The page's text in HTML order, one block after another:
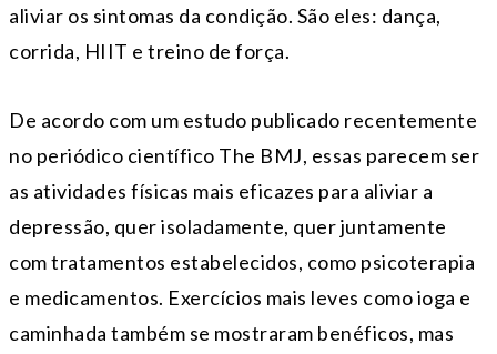
aliviar os sintomas da condição. São eles: dança,
corrida, HIIT e treino de força.
De acordo com um estudo publicado recentemente
no periódico científico The BMJ, essas parecem ser
as atividades físicas mais eficazes para aliviar a
depressão, quer isoladamente, quer juntamente
com tratamentos estabelecidos, como psicoterapia
e medicamentos. Exercícios mais leves como ioga e
caminhada também se mostraram benéficos, mas